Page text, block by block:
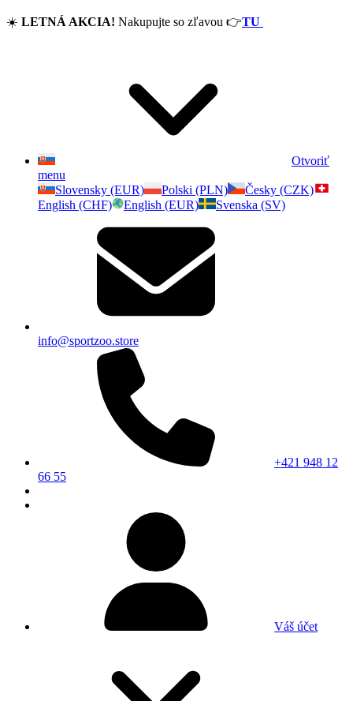
☀️ LETNÁ AKCIA! Nakupujte so zľavou 👉TU
Otvoriť
menu
Slovensky (EUR)
Polski (PLN)
Česky (CZK)
English (CHF)
English (EUR) Svenska (SV)
info@sportzoo.store
+421 948 12
66 55
Váš účet